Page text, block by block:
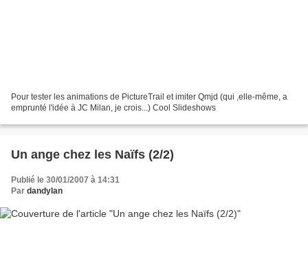
Pour tester les animations de PictureTrail et imiter Qmjd (qui ,elle-même, a
emprunté l'idée à JC Milan, je crois...) Cool Slideshows
Un ange chez les Naïfs (2/2)
Publié le 30/01/2007 à 14:31
Par dandylan